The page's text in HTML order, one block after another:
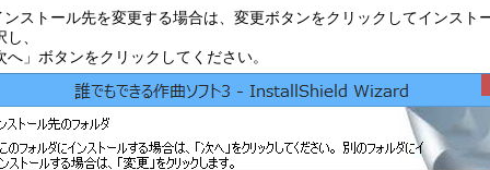
ンストール先を変更する場合は、変更ボタンをクリックしてインスト
し、
へ」ボタンをクリックしてください。